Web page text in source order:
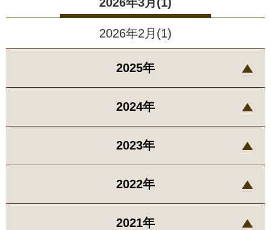
2026年2月(1)
2025年
2024年
2023年
2022年
2021年